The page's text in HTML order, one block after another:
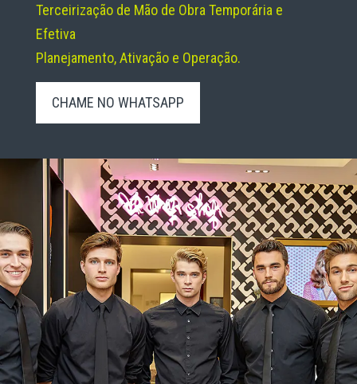
Terceirização de Mão de Obra Temporária e
Efetiva
Planejamento, Ativação e Operação.
CHAME NO WHATSAPP